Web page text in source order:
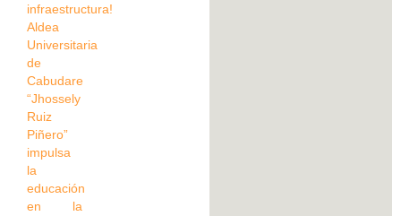
infraestructura!
Aldea
Universitaria
de
Cabudare
“Jhossely
Ruiz
Piñero”
impulsa
la
educación
en la